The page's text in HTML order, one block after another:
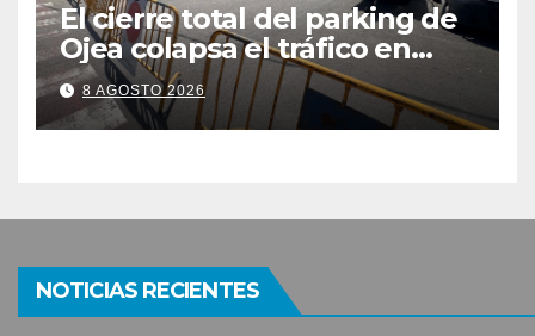
El cierre total del parking de
Ojea colapsa el tráfico en
Cangas
8 AGOSTO 2026
NOTICIAS RECIENTES